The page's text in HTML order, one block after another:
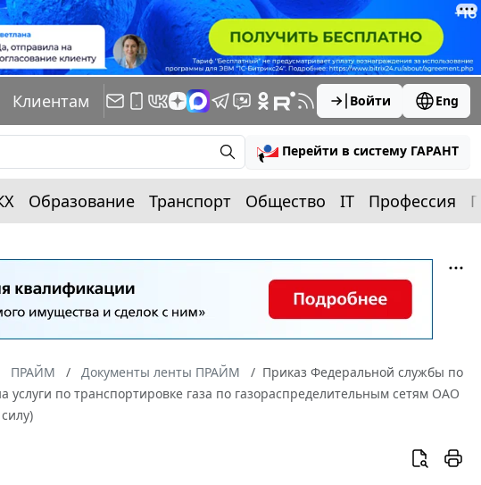
Клиентам Войти Eng
Перейти в систему ГАРАНТ
Образование Транспорт Общество IT Профессия
ПРАЙМ Документы ленты ПРАЙМ
Приказ Федеральной службы по
по транспортировке газа по газораспределительным сетям ОАО